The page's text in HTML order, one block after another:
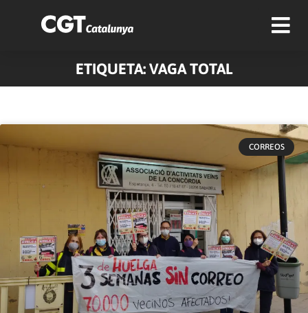
ETIQUETA: VAGA TOTAL
CORREOS